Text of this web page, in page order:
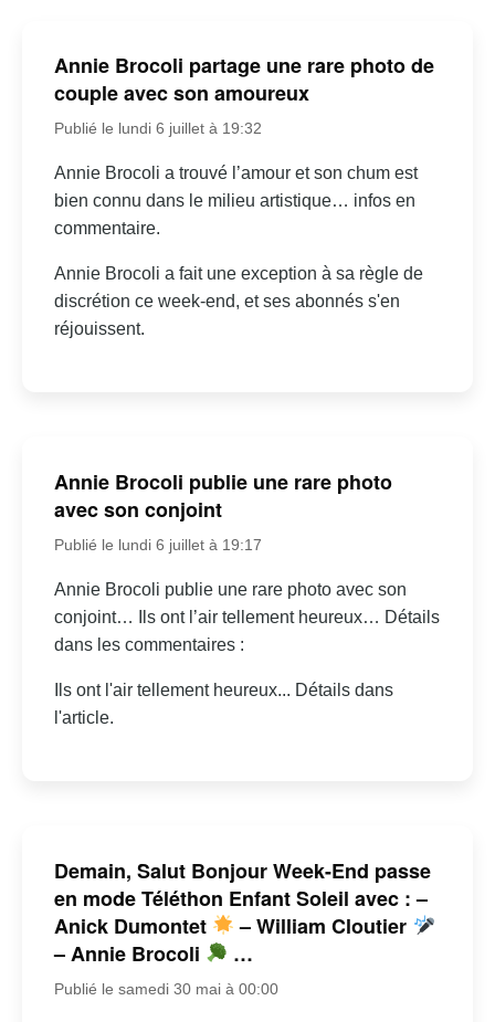
Annie Brocoli partage une rare photo de
couple avec son amoureux
Publié le lundi 6 juillet à 19:32
Annie Brocoli a trouvé l’amour et son chum est
bien connu dans le milieu artistique… infos en
commentaire.
Annie Brocoli a fait une exception à sa règle de
discrétion ce week-end, et ses abonnés s'en
réjouissent.
Annie Brocoli publie une rare photo
avec son conjoint
Publié le lundi 6 juillet à 19:17
Annie Brocoli publie une rare photo avec son
conjoint… Ils ont l’air tellement heureux… Détails
dans les commentaires :
Ils ont l'air tellement heureux... Détails dans
l'article.
Demain, Salut Bonjour Week-End passe
en mode Téléthon Enfant Soleil avec : –
Anick Dumontet
– William Cloutier
– Annie Brocoli
…
Publié le samedi 30 mai à 00:00